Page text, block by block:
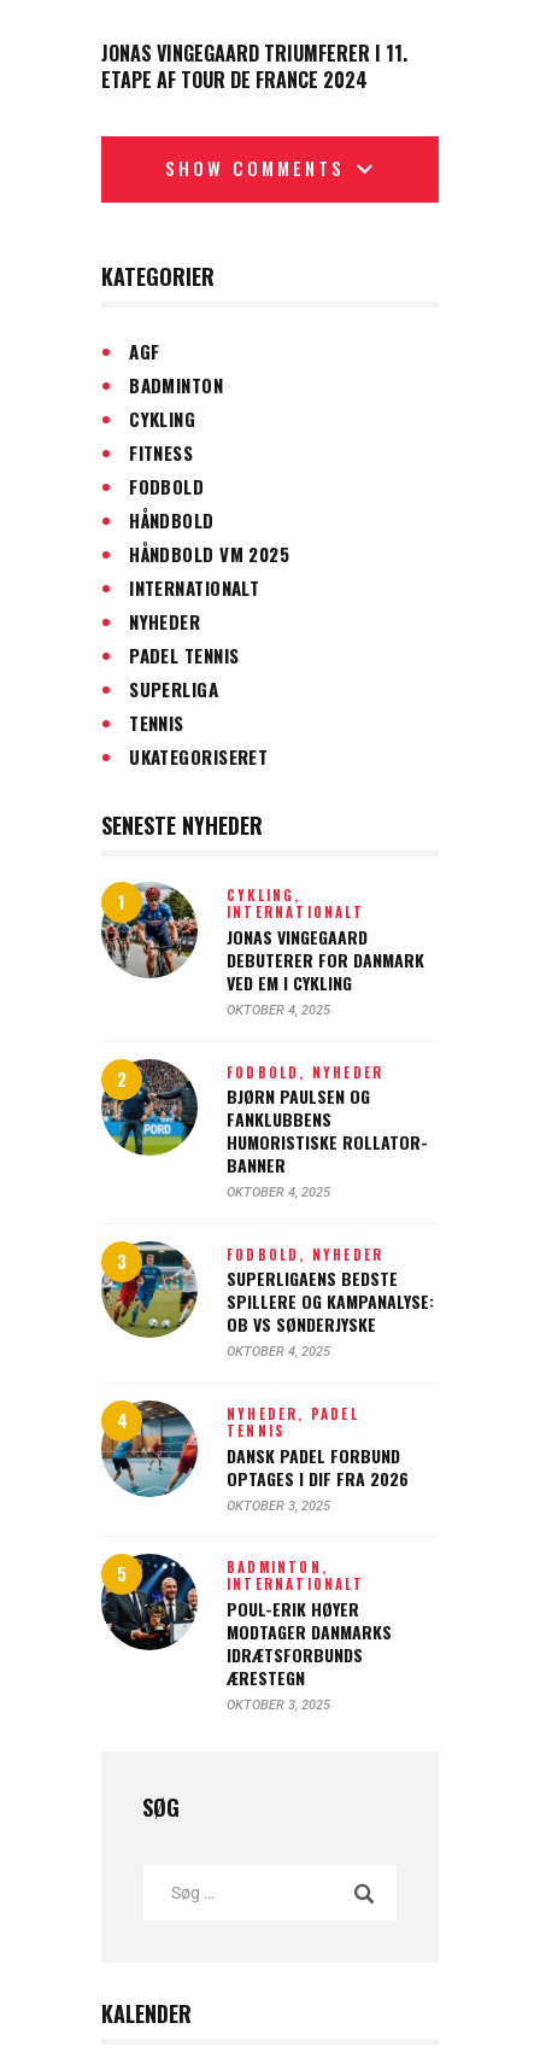
JONAS VINGEGAARD TRIUMFERER I 11.
ETAPE AF TOUR DE FRANCE 2024
SHOW COMMENTS
KATEGORIER
AGF
BADMINTON
CYKLING
FITNESS
FODBOLD
HÅNDBOLD
HÅNDBOLD VM 2025
INTERNATIONALT
NYHEDER
PADEL TENNIS
SUPERLIGA
TENNIS
UKATEGORISERET
SENESTE NYHEDER
CYKLING,
INTERNATIONALT
JONAS VINGEGAARD
DEBUTERER FOR DANMARK
VED EM I CYKLING
OKTOBER 4, 2025
FODBOLD, NYHEDER
BJØRN PAULSEN OG
FANKLUBBENS
HUMORISTISKE ROLLATOR-
BANNER
OKTOBER 4, 2025
FODBOLD, NYHEDER
SUPERLIGAENS BEDSTE
SPILLERE OG KAMPANALYSE:
OB VS SØNDERJYSKE
OKTOBER 4, 2025
NYHEDER, PADEL
TENNIS
DANSK PADEL FORBUND
OPTAGES I DIF FRA 2026
OKTOBER 3, 2025
BADMINTON,
INTERNATIONALT
POUL-ERIK HØYER
MODTAGER DANMARKS
IDRÆTSFORBUNDS
ÆRESTEGN
OKTOBER 3, 2025
SØG
KALENDER